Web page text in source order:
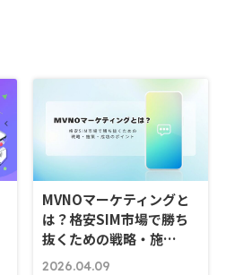
MVNOマーケティングと
は？格安SIM市場で勝ち
抜くための戦略・施…
2026.04.09